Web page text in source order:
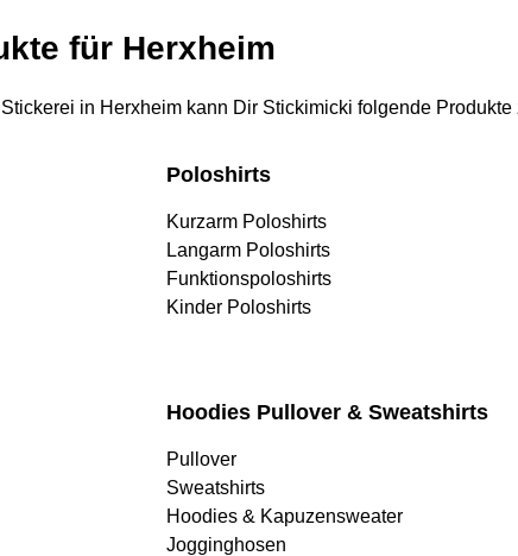
für Herxheim
in Herxheim kann Dir Stickimicki folgende
Poloshirts
Kurzarm Poloshirts
Langarm Poloshirts
Funktionspoloshirts
Kinder Poloshirts
Hoodies Pullover & Sweatshirts
Pullover
Sweatshirts
Hoodies & Kapuzensweater
Jogginghosen